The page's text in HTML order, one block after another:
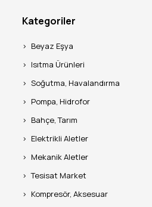
Kategoriler
Beyaz Eşya
Isıtma Ürünleri
Soğutma, Havalandırma
Pompa, Hidrofor
Bahçe, Tarım
Elektrikli Aletler
Mekanik Aletler
Tesisat Market
Kompresör, Aksesuar